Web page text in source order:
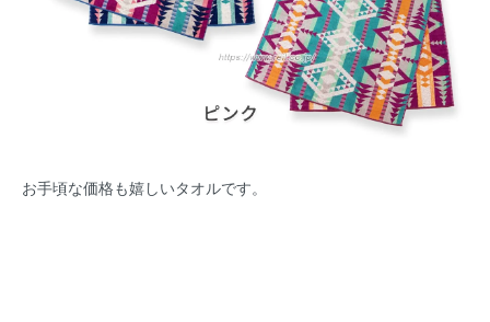
お手頃な価格も嬉しいタオルです。